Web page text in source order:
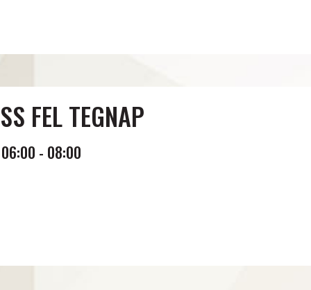
FEL TEGNAP
06:00 - 08:00